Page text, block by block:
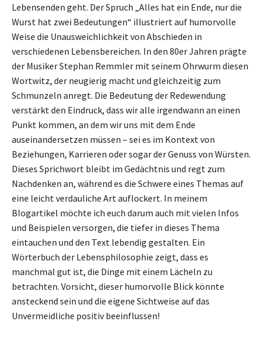
Lebensenden geht. Der Spruch „Alles hat ein Ende, nur die
Wurst hat zwei Bedeutungen“ illustriert auf humorvolle
Weise die Unausweichlichkeit von Abschieden in
verschiedenen Lebensbereichen. In den 80er Jahren prägte
der Musiker Stephan Remmler mit seinem Ohrwurm diesen
Wortwitz, der neugierig macht und gleichzeitig zum
Schmunzeln anregt. Die Bedeutung der Redewendung
verstärkt den Eindruck, dass wir alle irgendwann an einen
Punkt kommen, an dem wir uns mit dem Ende
auseinandersetzen müssen – sei es im Kontext von
Beziehungen, Karrieren oder sogar der Genuss von Würsten.
Dieses Sprichwort bleibt im Gedächtnis und regt zum
Nachdenken an, während es die Schwere eines Themas auf
eine leicht verdauliche Art auflockert. In meinem
Blogartikel möchte ich euch darum auch mit vielen Infos
und Beispielen versorgen, die tiefer in dieses Thema
eintauchen und den Text lebendig gestalten. Ein
Wörterbuch der Lebensphilosophie zeigt, dass es
manchmal gut ist, die Dinge mit einem Lächeln zu
betrachten. Vorsicht, dieser humorvolle Blick könnte
ansteckend sein und die eigene Sichtweise auf das
Unvermeidliche positiv beeinflussen!